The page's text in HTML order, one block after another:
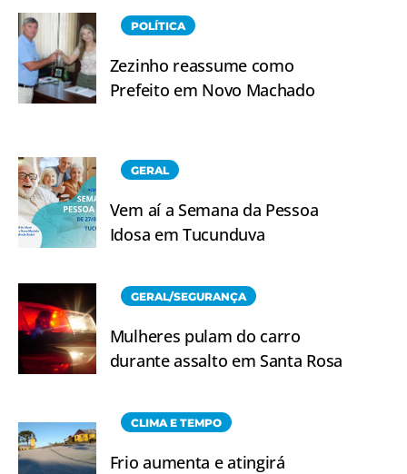
POLÍTICA
Zezinho reassume como
Prefeito em Novo Machado
GERAL
Vem aí a Semana da Pessoa
Idosa em Tucunduva
GERAL/SEGURANÇA
Mulheres pulam do carro
durante assalto em Santa Rosa
CLIMA E TEMPO
Frio aumenta e atingirá